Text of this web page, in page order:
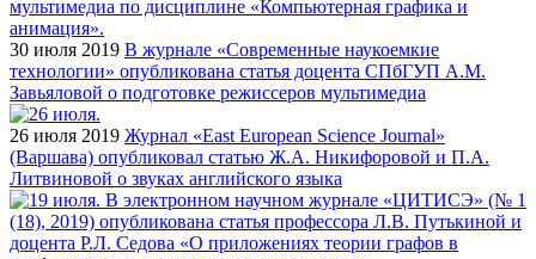
30 июля 2019 В журнале «Современные наукоемкие
технологии» опубликована статья доцента СПбГУП А.М.
Завьяловой о подготовке режиссеров мультимедиа
26 июля 2019 Журнал «East European Science Journal»
(Варшава) опубликовал статью Ж.А. Никифоровой и П.А.
Литвиновой о звуках английского языка